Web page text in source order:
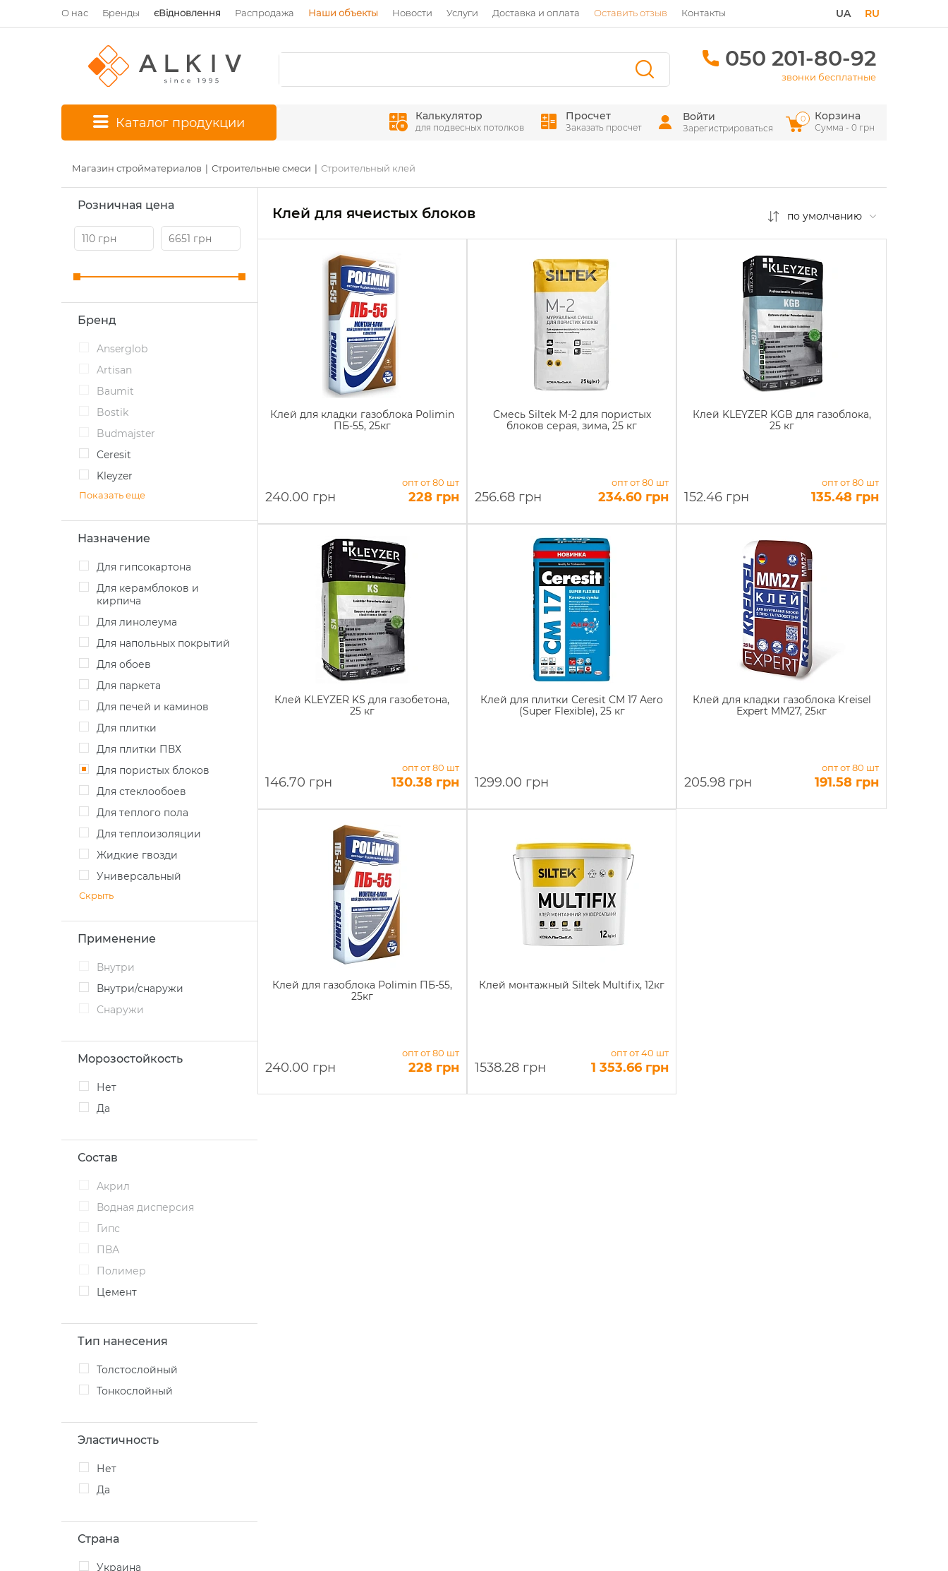
О нас Бренды єВідновлення Распродажа Наши объекты Новости Услуги Доставка и оплата Оставить отзыв Контакты RU
UA
050 201-80-92
звонки бесплатные
Каталог продукции Калькулятор
для подвесных потолков
Просчет
Заказать просчет
Войти
Зарегистрироваться
Корзина
Сумма - 0 грн
0
Магазин стройматериалов Строительные смеси Строительный клей
Розничная цена
Бренд
Anserglob
Artisan
Baumit
Bostik
Budmajster
Ceresit
Kleyzer
Показать еще
Назначение
Для гипсокартона
Для керамблоков и
кирпича
Для линолеума
Для напольных покрытий
Для обоев
Для паркета
Для печей и каминов
Для плитки
Для плитки ПВХ
Для пористых блоков
Для стеклообоев
Для теплого пола
Для теплоизоляции
Жидкие гвозди
Универсальный
Скрыть
Применение
Внутри
Внутри/снаружи
Снаружи
Морозостойкость
Нет
Да
Состав
Акрил
Водная дисперсия
Гипс
ПВА
Полимер
Цемент
Тип нанесения
Толстослойный
Тонкослойный
Эластичность
Нет
Да
Страна
Украина
Клей для ячеистых блоков по умолчанию
Клей для кладки газоблока Polimin
ПБ-55, 25кг
240.00 грн
опт от 80 шт
228 грн
Смесь Siltek М-2 для пористых
блоков серая, зима, 25 кг
256.68 грн
опт от 80 шт
234.60 грн
Клей KLEYZER KGB для газоблока,
25 кг
152.46 грн
опт от 80 шт
135.48 грн
Клей KLEYZER KS для газобетона,
25 кг
146.70 грн
опт от 80 шт
130.38 грн
Клей для плитки Ceresit CM 17 Aero
(Super Flexible), 25 кг
1299.00 грн
Клей для кладки газоблока Kreisel
Expert ММ27, 25кг
205.98 грн
опт от 80 шт
191.58 грн
Клей для газоблока Polimin ПБ-55,
25кг
240.00 грн
опт от 80 шт
228 грн
Клей монтажный Siltek Multifix, 12кг
1538.28 грн
опт от 40 шт
1 353.66 грн